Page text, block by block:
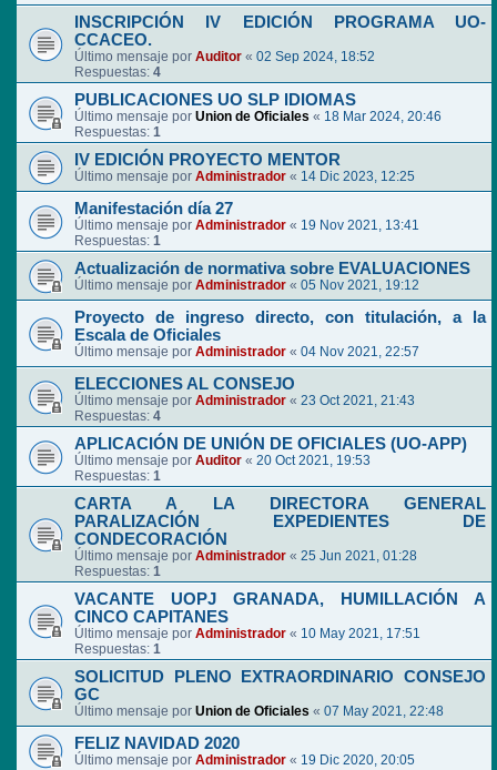
INSCRIPCIÓN IV EDICIÓN PROGRAMA UO-
CCACEO.
Último mensaje por Auditor « 02 Sep 2024, 18:52
Respuestas: 4
PUBLICACIONES UO SLP IDIOMAS
Último mensaje por Union de Oficiales « 18 Mar 2024, 20:46
Respuestas: 1
IV EDICIÓN PROYECTO MENTOR
Último mensaje por Administrador « 14 Dic 2023, 12:25
Manifestación día 27
Último mensaje por Administrador « 19 Nov 2021, 13:41
Respuestas: 1
Actualización de normativa sobre EVALUACIONES
Último mensaje por Administrador « 05 Nov 2021, 19:12
Proyecto de ingreso directo, con titulación, a la
Escala de Oficiales
Último mensaje por Administrador « 04 Nov 2021, 22:57
ELECCIONES AL CONSEJO
Último mensaje por Administrador « 23 Oct 2021, 21:43
Respuestas: 4
APLICACIÓN DE UNIÓN DE OFICIALES (UO-APP)
Último mensaje por Auditor « 20 Oct 2021, 19:53
Respuestas: 1
CARTA A LA DIRECTORA GENERAL
PARALIZACIÓN EXPEDIENTES DE
CONDECORACIÓN
Último mensaje por Administrador « 25 Jun 2021, 01:28
Respuestas: 1
VACANTE UOPJ GRANADA, HUMILLACIÓN A
CINCO CAPITANES
Último mensaje por Administrador « 10 May 2021, 17:51
Respuestas: 1
SOLICITUD PLENO EXTRAORDINARIO CONSEJO
GC
Último mensaje por Union de Oficiales « 07 May 2021, 22:48
FELIZ NAVIDAD 2020
Último mensaje por Administrador « 19 Dic 2020, 20:05